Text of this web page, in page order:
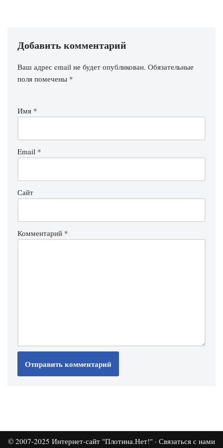
Добавить комментарий
Ваш адрес email не будет опубликован. Обязательные
поля помечены *
Имя *
Email *
Сайт
Комментарий *
© 2007-2025 Интернет-сайт "Плотина.Нет!" · Связаться с нами